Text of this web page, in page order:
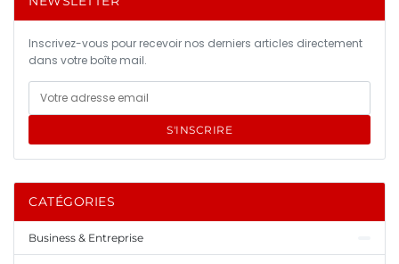
Inscrivez-vous pour recevoir nos derniers articles directement
dans votre boîte mail.
S'INSCRIRE
CATÉGORIES
Business & Entreprise